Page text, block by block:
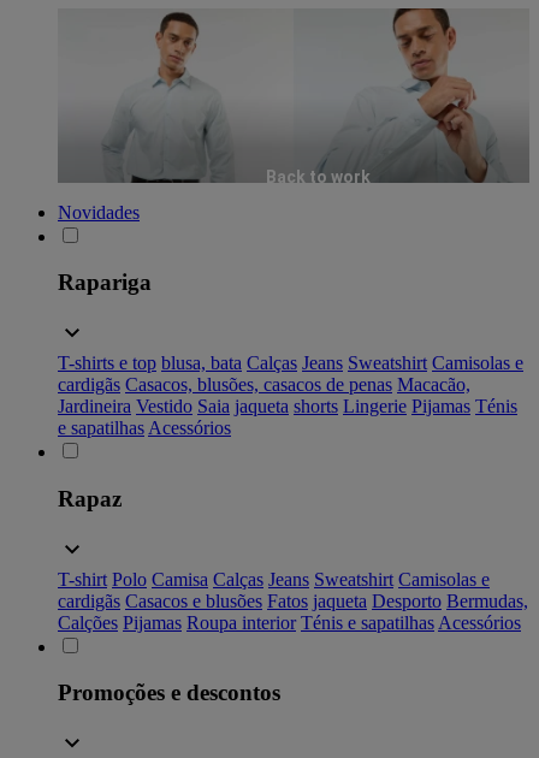
Back to work
Novidades
Rapariga
T-shirts e top blusa, bata Calças Jeans Sweatshirt Camisolas e
cardigãs Casacos, blusões, casacos de penas Macacão,
Jardineira Vestido Saia jaqueta shorts Lingerie Pijamas Ténis
e sapatilhas Acessórios
Rapaz
T-shirt Polo Camisa Calças Jeans Sweatshirt Camisolas e
cardigãs Casacos e blusões Fatos jaqueta Desporto Bermudas,
Calções Pijamas Roupa interior Ténis e sapatilhas Acessórios
Promoções e descontos